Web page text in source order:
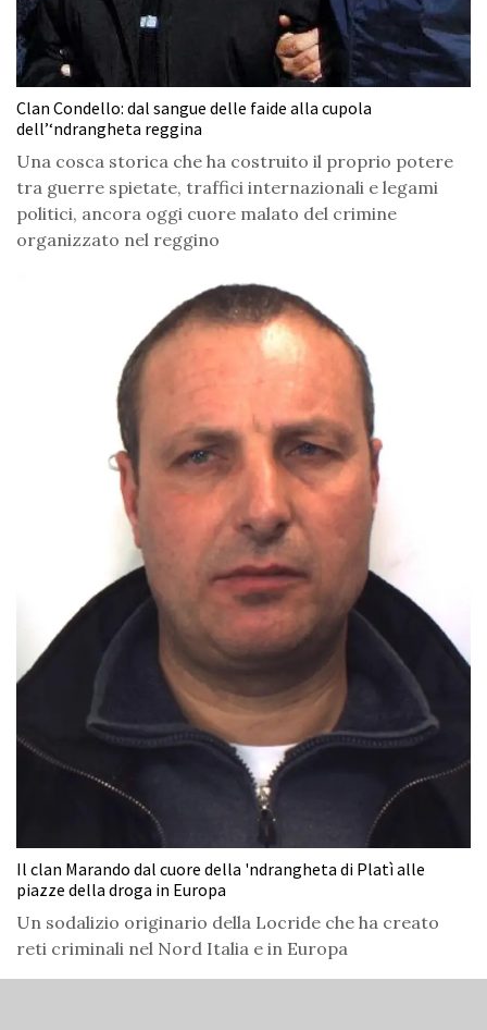
Clan Condello: dal sangue delle faide alla cupola
dell’‘ndrangheta reggina
Una cosca storica che ha costruito il proprio potere
tra guerre spietate, traffici internazionali e legami
politici, ancora oggi cuore malato del crimine
organizzato nel reggino
Il clan Marando dal cuore della 'ndrangheta di Platì alle
piazze della droga in Europa
Un sodalizio originario della Locride che ha creato
reti criminali nel Nord Italia e in Europa